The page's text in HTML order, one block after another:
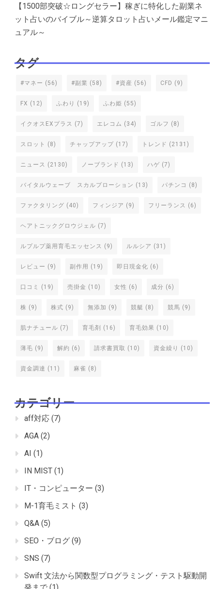
【1500部突破☆ロングセラー】稼ぎに特化した副業ネ
ット占いのバイブル～逆算タロット占いメール鑑定マニ
ュアル～
タグ
#マネー (56) #副業 (58) #資産 (56) CFD (9)
FX (12) ふわり (19) ふわ姫 (55)
イクオスEXプラス (7) エレコム (34) ゴルフ (8)
スロット (8) チャップアップ (17) トレンド (2131)
ニュース (2130) ノーブランド (13) ハゲ (7)
バイタルウェーブ スカルプローション (13) パチンコ (8)
ファクタリング (40) フィンジア (9) フリーランス (6)
ヘアトニックグロウジェル (7)
ルプルプ薬用育毛エッセンス (9) ルルシア (31)
レビュー (9) 副作用 (19) 即日現金化 (6)
口コミ (19) 売掛金 (10) 女性 (6) 成分 (6)
株 (9) 株式 (9) 無添加 (9) 競艇 (8) 競馬 (9)
肌ナチュール (7) 育毛剤 (16) 育毛効果 (10)
薄毛 (9) 解約 (6) 請求書買取 (10) 資金繰り (10)
資金調達 (11) 麻雀 (8)
カテゴリー
aff対応 (7)
AGA (2)
AI (1)
IN MIST (1)
IT・コンピューター (3)
M-1育毛ミスト (3)
Q&A (5)
SEO・ブログ (9)
SNS (7)
Swift 文法から関数型プログラミング・テスト駆動開